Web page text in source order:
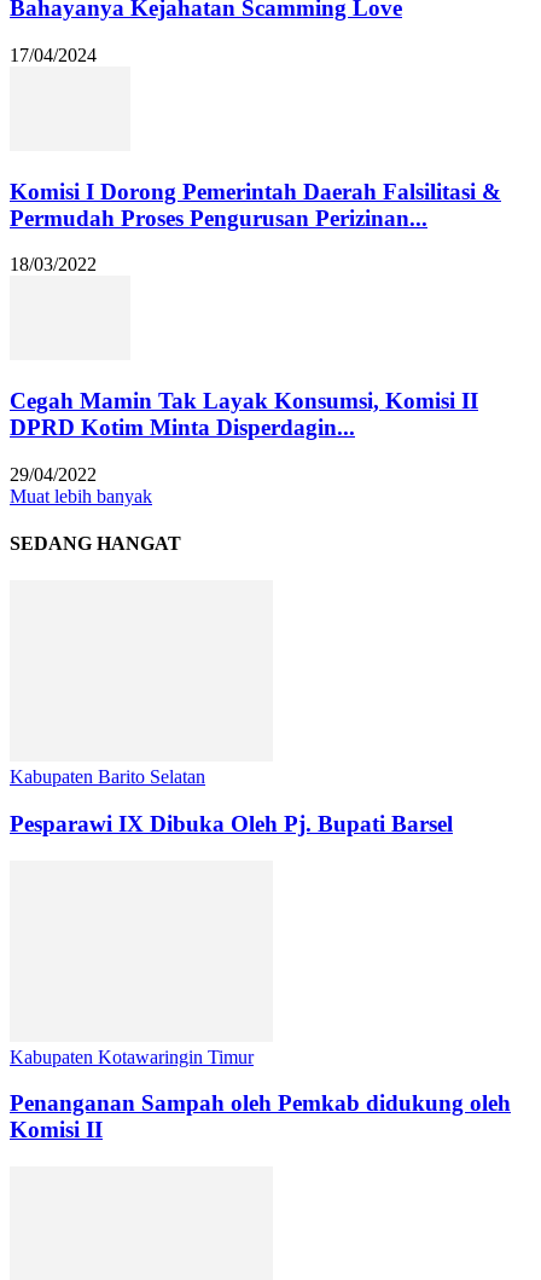
Bahayanya Kejahatan Scamming Love
17/04/2024
Komisi I Dorong Pemerintah Daerah Falsilitasi &
Permudah Proses Pengurusan Perizinan...
18/03/2022
Cegah Mamin Tak Layak Konsumsi, Komisi II
DPRD Kotim Minta Disperdagin...
29/04/2022
Muat lebih banyak
SEDANG HANGAT
Kabupaten Barito Selatan
Pesparawi IX Dibuka Oleh Pj. Bupati Barsel
Kabupaten Kotawaringin Timur
Penanganan Sampah oleh Pemkab didukung oleh
Komisi II